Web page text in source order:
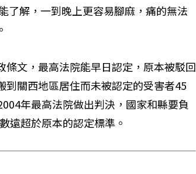
了解，一到晚上更容易腳麻，痛的無法
文，最高法院能早日認定，原本被駁回
關西地區居住而未被認定的受害者45
年最高法院做出判決，國家和縣要負
遠超於原本的認定標準。